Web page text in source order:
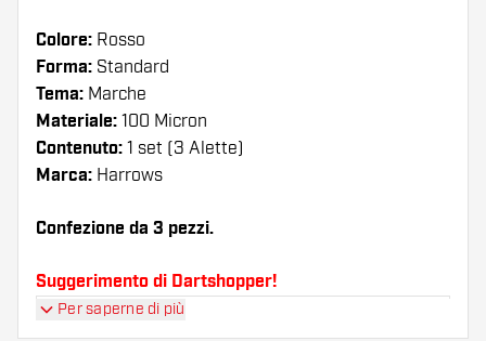
Colore: Rosso
Forma: Standard
Tema: Marche
Materiale: 100 Micron
Contenuto: 1 set (3 Alette)
Marca: Harrows
Confezione da 3 pezzi.
Suggerimento di Dartshopper!
Per saperne di più